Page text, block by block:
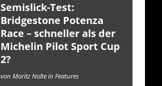
Semislick-Test:
Bridgestone Potenza
Race – schneller als der
Michelin Pilot Sport Cup
2?
von Moritz Nolte in Features